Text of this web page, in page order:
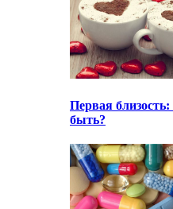
Первая
быть?